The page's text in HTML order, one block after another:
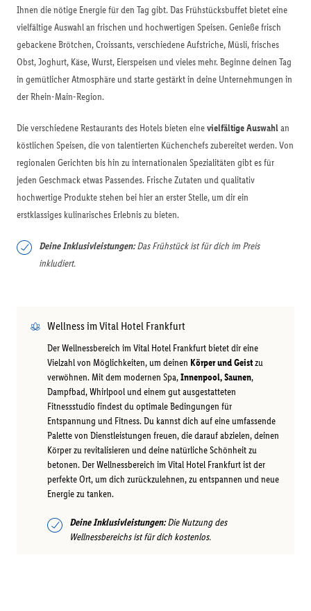
Ihnen die nötige Energie für den Tag gibt. Das Frühstücksbuffet bietet eine
vielfältige Auswahl an frischen und hochwertigen Speisen. Genieße frisch
gebackene Brötchen, Croissants, verschiedene Aufstriche, Müsli, frisches
Obst, Joghurt, Käse, Wurst, Eierspeisen und vieles mehr. Beginne deinen Tag
in gemütlicher Atmosphäre und starte gestärkt in deine Unternehmungen in
der Rhein-Main-Region.
Die verschiedene Restaurants des Hotels bieten einevielfältige Auswahlan
köstlichen Speisen, die von talentierten Küchenchefs zubereitet werden. Von
regionalen Gerichten bis hin zu internationalen Spezialitäten gibt es für
jeden Geschmack etwas Passendes. Frische Zutaten und qualitativ
hochwertige Produkte stehen bei hier an erster Stelle, um dir ein
erstklassiges kulinarisches Erlebnis zu bieten.
Deine Inklusivleistungen:Das Frühstück ist für dich im Preis
inkludiert.
Wellness im Vital Hotel Frankfurt
Der Wellnessbereich im Vital Hotel Frankfurt bietet dir eine
Vielzahl von Möglichkeiten, um deinen Körper und Geistzu
verwöhnen. Mit dem modernen Spa,Innenpool, Saunen,
Dampfbad, Whirlpool und einem gut ausgestatteten
Fitnessstudio findest du optimale Bedingungen für
Entspannung und Fitness. Du kannst dich auf eine umfassende
Palette von Dienstleistungen freuen, die darauf abzielen, deinen
Körper zu revitalisieren und deine natürliche Schönheit zu
betonen. Der Wellnessbereich im Vital Hotel Frankfurt ist der
perfekte Ort, um dich zurückzulehnen, zu entspannen und neue
Energie zu tanken.
Deine Inklusivleistungen:Die Nutzung des
Wellnessbereichs ist für dich kostenlos.